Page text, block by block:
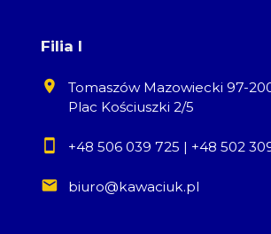
Filia I
Tomaszów Mazowiecki 97-
Plac Kościuszki 2/5
+48 506 039 725 | +48 502
biuro@kawaciuk.pl